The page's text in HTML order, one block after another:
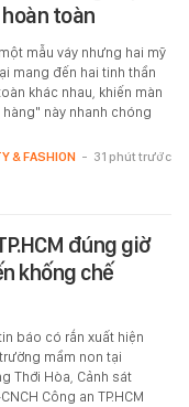
toàn
mẫu váy nhưng hai mỹ
mang đến hai tinh thần
khác nhau, khiến màn
này nhanh chóng
& FASHION - 31 phút trước
đúng giờ
khống chế
báo có rắn xuất hiện
mầm non tại
Thới Hòa, Cảnh sát
Công an TP.HCM